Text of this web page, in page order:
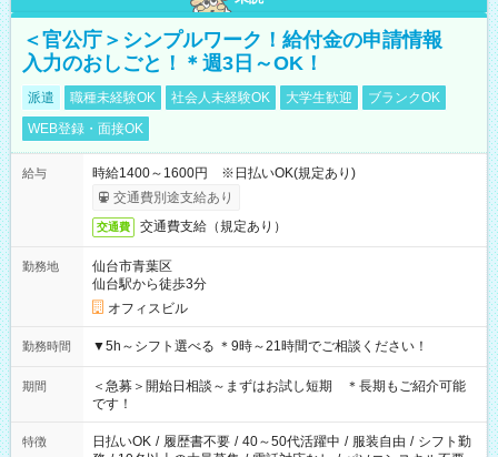
＜官公庁＞シンプルワーク！給付金の申請情報
入力のおしごと！＊週3日～OK！
派遣 職種未経験OK 社会人未経験OK 大学生歓迎
ブランクOK
WEB登録・面接OK
給与
時給1400～1600円 ※日払いOK(規定あり)
交通費別途支給あり
交通費 交通費支給（規定あり）
勤務地
仙台市青葉区
仙台駅から徒歩3分
オフィスビル
勤務時間 ▼5h～シフト選べる ＊9時～21時間でご相談ください！
期間
＜急募＞開始日相談～まずはお試し短期 ＊長期もご紹介可能
です！
特徴 日払いOK / 履歴書不要 / 40～50代活躍中 / 服装自由 / シフト勤